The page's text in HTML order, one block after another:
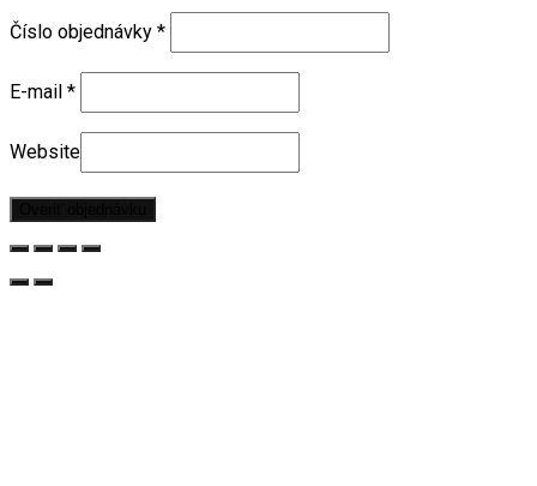
Číslo objednávky *
E-mail *
Website